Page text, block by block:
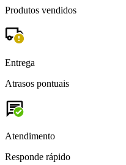
Produtos vendidos
Entrega
Atrasos pontuais
Atendimento
Responde rápido